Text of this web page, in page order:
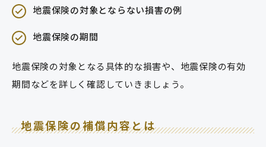
地震保険の対象とならない損害の例
地震保険の期間
地震保険の対象となる具体的な損害や、地震保険の有効
期間などを詳しく確認していきましょう。
地震保険の補償内容とは